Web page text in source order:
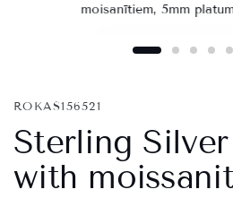
moisanītiem, 5mm
ROKAS156521
Sterling
with